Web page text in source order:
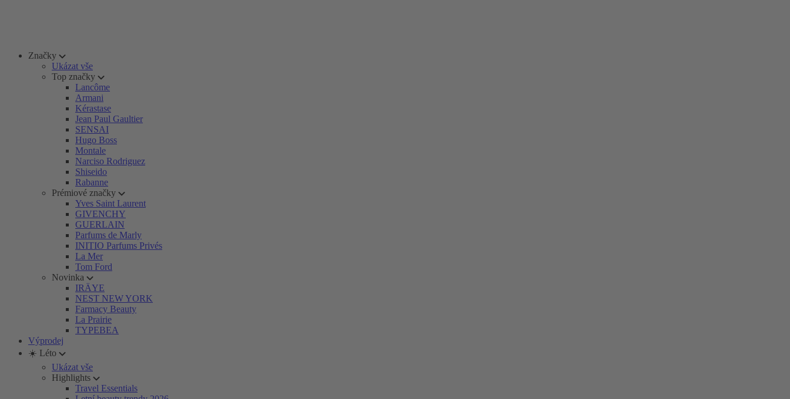
Značky
Ukázat vše
Top značky
Lancôme
Armani
Kérastase
Jean Paul Gaultier
SENSAI
Hugo Boss
Montale
Narciso Rodriguez
Shiseido
Rabanne
Prémiové značky
Yves Saint Laurent
GIVENCHY
GUERLAIN
Parfums de Marly
INITIO Parfums Privés
La Mer
Tom Ford
Novinka
IRÄYE
NEST NEW YORK
Farmacy Beauty
La Prairie
TYPEBEA
Výprodej
☀️ Léto
Ukázat vše
Highlights
Travel Essentials